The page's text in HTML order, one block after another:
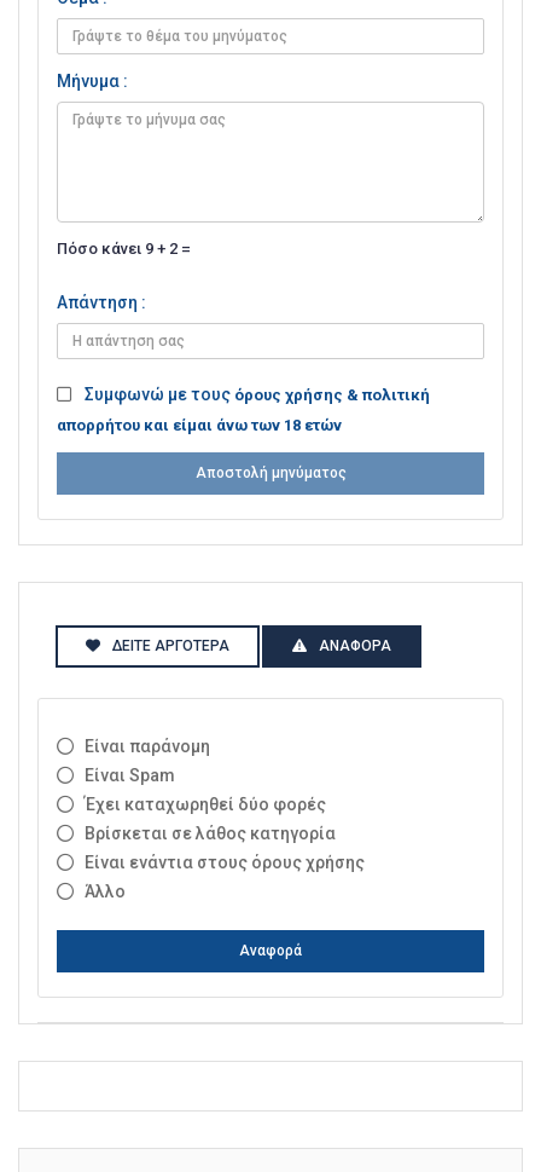
Μήνυμα :
Πόσο κάνει 9 + 2 =
Απάντηση :
Συμφωνώ με τους όρους χρήσης & πολιτική
απορρήτου και είμαι άνω των 18 ετών
Αποστολή μηνύματος
ΔΕΊΤΕ ΑΡΓΌΤΕΡΑ ΑΝΑΦΟΡΆ
Είναι παράνομη
Είναι Spam
Έχει καταχωρηθεί δύο φορές
Βρίσκεται σε λάθος κατηγορία
Είναι ενάντια στους όρους χρήσης
Άλλο
Αναφορά